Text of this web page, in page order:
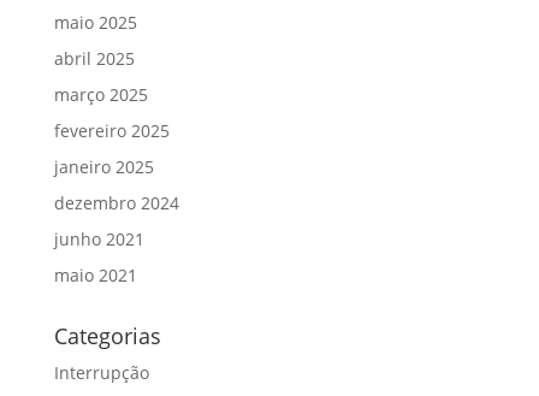
maio 2025
abril 2025
março 2025
fevereiro 2025
janeiro 2025
dezembro 2024
junho 2021
maio 2021
Categorias
Interrupção